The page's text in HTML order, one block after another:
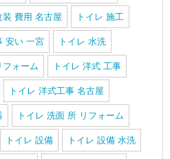
装 費用 名古屋 トイレ 施工
安い 一宮 トイレ 水洗
フォーム トイレ 洋式 工事
トイレ 洋式工事 名古屋
トイレ 洗面 所 リフォーム
トイレ 設備 トイレ 設備 水洗